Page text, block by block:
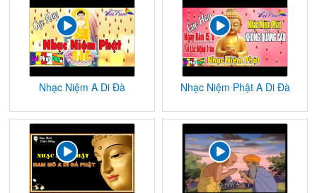
Nhạc Niệm A Di Đà Nhạc Niệm Phật A Di Đà